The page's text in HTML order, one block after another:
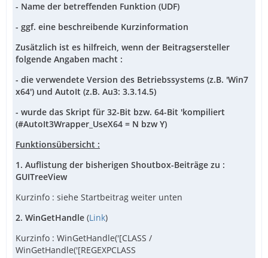
- Name der betreffenden Funktion (UDF)
- ggf. eine beschreibende Kurzinformation
Zusätzlich ist es hilfreich, wenn der Beitragsersteller
folgende Angaben macht :
- die verwendete Version des Betriebssystems (z.B. 'Win7
x64') und AutoIt (z.B. Au3: 3.3.14.5)
- wurde das Skript für 32-Bit bzw. 64-Bit 'kompiliert
(#AutoIt3Wrapper_UseX64 = N bzw Y)
Funktionsübersicht :
1. Auflistung der bisherigen Shoutbox-Beiträge zu :
GUITreeView
Kurzinfo : siehe Startbeitrag weiter unten
2. WinGetHandle (Link)
Kurzinfo : WinGetHandle('[CLASS /
WinGetHandle('[REGEXPCLASS